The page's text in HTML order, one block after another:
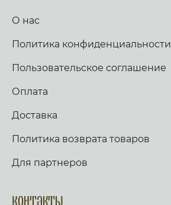
О нас
Политика конфиденциальности
Пользовательское соглашение
Оплата
Доставка
Политика возврата товаров
Для партнеров